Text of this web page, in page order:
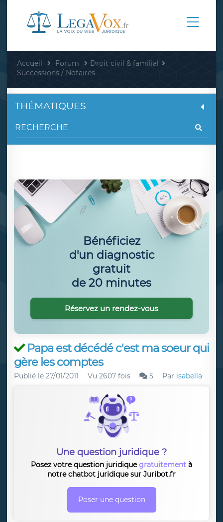
Accueil Forum
Droit civil & familial
Successions / Notaires
Papa est décédé c'est ma soeur qui
gère les comptes
Publié le 27/01/2011 Vu 2607 fois 5 Par isabella
Une question juridique ?
Posez votre question juridiquegratuitement à
notre chatbot juridique sur Juribot.fr
Poser une question
THÉMATIQUES
Bénéficiez
d'un diagnostic
gratuit
de 20 minutes
Réservez un rendez-vous